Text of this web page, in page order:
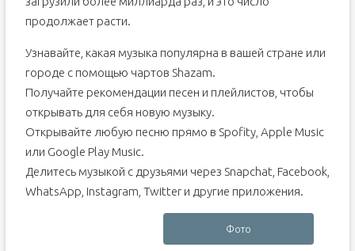
продолжает расти.
Узнавайте, какая музыка популярна в вашей стране или
городе с помощью чартов Shazam.
Получайте рекомендации песен и плейлистов, чтобы
открывать для себя новую музыку.
Открывайте любую песню прямо в Spofity, Apple Music
или Google Play Music.
Делитесь музыкой с друзьями через Snapchat, Facebook,
WhatsApp, Instagram, Twitter и другие приложения.
Фото